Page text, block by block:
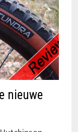
nieuwe